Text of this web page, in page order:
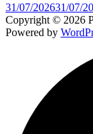
31/07/202631/07/
Copyright © 2026
Powered by